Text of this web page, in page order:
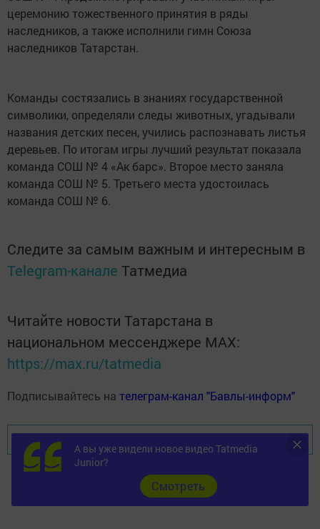
церемонию тожественного принятия в ряды
наследников, а также исполнили гимн Союза
наследников Татарстан.
Команды состязались в знаниях государственной
символики, определяли следы животных, угадывали
названия детских песен, учились распознавать листья
деревьев. По итогам игры лучший результат показала
команда СОШ № 4 «Ак барс». Второе место заняла
команда СОШ № 5. Третьего места удостоилась
команда СОШ № 6.
Следите за самым важным и интересным в
Telegram-канале Татмедиа
Читайте новости Татарстана в
национальном мессенджере MАХ:
https://max.ru/tatmedia
Подписывайтесь на телеграм-канал "Бавлы-информ"
А вы уже видели новое видео Tatmedia
Junior?
Cмотреть